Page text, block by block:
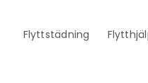
Flyttstädning